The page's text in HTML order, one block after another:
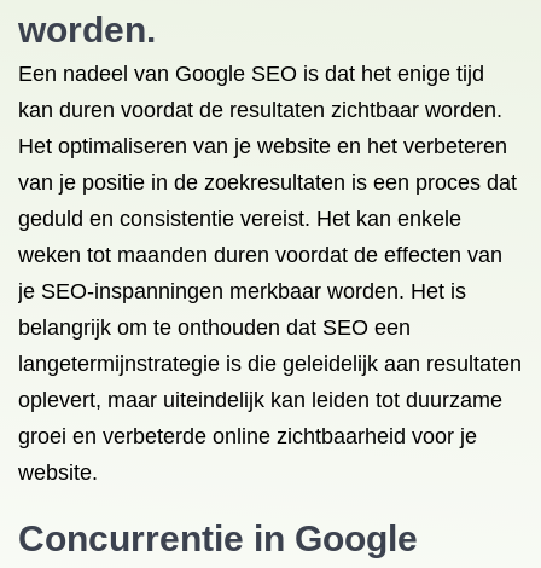
worden.
Een nadeel van Google SEO is dat het enige tijd
kan duren voordat de resultaten zichtbaar worden.
Het optimaliseren van je website en het verbeteren
van je positie in de zoekresultaten is een proces dat
geduld en consistentie vereist. Het kan enkele
weken tot maanden duren voordat de effecten van
je SEO-inspanningen merkbaar worden. Het is
belangrijk om te onthouden dat SEO een
langetermijnstrategie is die geleidelijk aan resultaten
oplevert, maar uiteindelijk kan leiden tot duurzame
groei en verbeterde online zichtbaarheid voor je
website.
Concurrentie in Google